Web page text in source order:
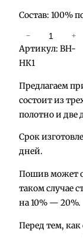
Состав: 100%
о
л
и
т
в
а
− +
Артикул: BH-
НК1
Предлагаем
состоит из
полотно и две
Срок
дней.
Пошив может
таком случае
на 10% — 20%.
Перед тем, как